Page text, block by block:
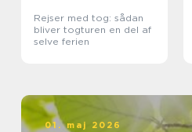
Rejser med tog: sådan
bliver togturen en del af
selve ferien
01. maj 2026